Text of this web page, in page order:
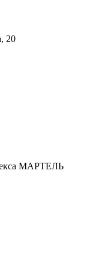
20
МАРТЕЛЬ